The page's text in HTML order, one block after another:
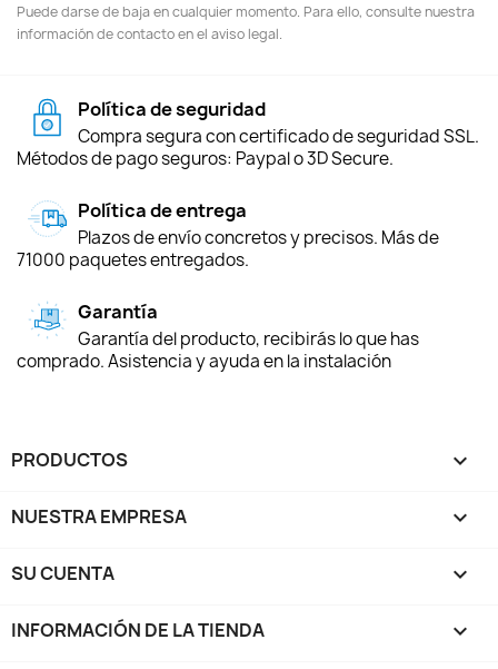
Puede darse de baja en cualquier momento. Para ello, consulte nuestra
información de contacto en el aviso legal.
Política de seguridad
Compra segura con certificado de seguridad SSL.
Métodos de pago seguros: Paypal o 3D Secure.
Política de entrega
Plazos de envío concretos y precisos. Más de
71000 paquetes entregados.
Garantía
Garantía del producto, recibirás lo que has
comprado. Asistencia y ayuda en la instalación
PRODUCTOS 
NUESTRA EMPRESA 
SU CUENTA 
INFORMACIÓN DE LA TIENDA keyboard_arrow_down